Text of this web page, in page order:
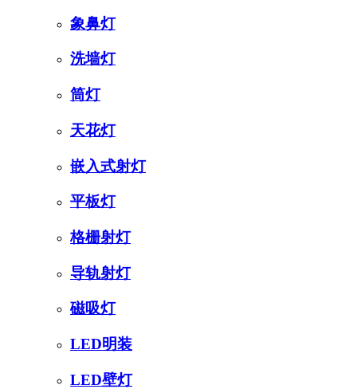
象鼻灯
洗墙灯
筒灯
天花灯
嵌入式射灯
平板灯
格栅射灯
导轨射灯
磁吸灯
LED明装
LED壁灯